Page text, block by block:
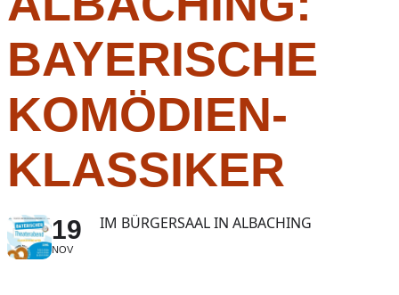
BAYERISCHE
KOMÖDIEN-
KLASSIKER
19
NOV
IM BÜRGERSAAL IN ALBACHING